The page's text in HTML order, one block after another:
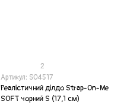
2
Артикул: SO4517
Реалістичний ділдо Strap-On-Me
SOFT чорний S (17,1 см)